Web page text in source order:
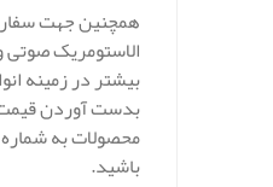
همچنین جهت
الاستومریک
بیشتر در زمینه
بدست آوردن
محصولات به
باشید.